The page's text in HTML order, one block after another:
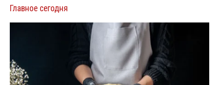
Главное сегодня